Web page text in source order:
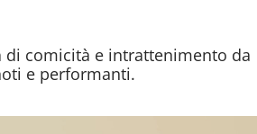
di comicità e intrattenimento da
e performanti.